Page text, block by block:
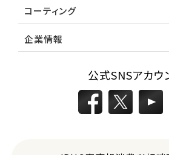
コーティング
企業情報
公式SNSアカウ